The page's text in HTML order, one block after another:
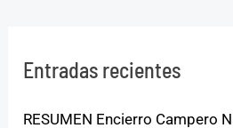
Entradas recientes
RESUMEN Encierro Campero